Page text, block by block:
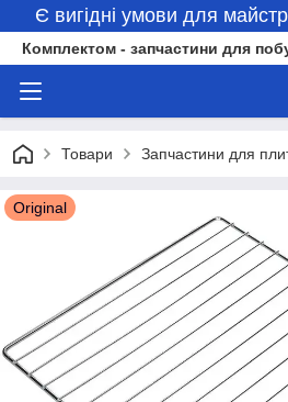
Є вигідні умови для
Комплектом - запчастини для
Товари Запчастини для
Original